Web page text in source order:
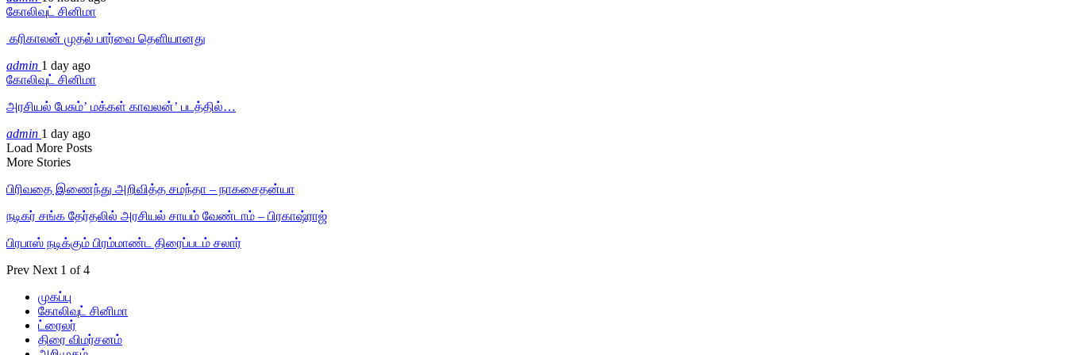
கோலிவுட் சினிமா
‎ கரிகாலன் முதல் பார்வை தெளியானது
admin 1 day ago
கோலிவுட் சினிமா
அரசியல் பேசும்’ மக்கள் காவலன்’ படத்தில்…
admin 1 day ago
Load More Posts
More Stories
பிரிவதை இணைந்து அறிவித்த சமந்தா – நாகசைதன்யா
நடிகர் சங்க தேர்தலில் அரசியல் சாயம் வேண்டாம் – பிரகாஷ்ராஜ்
பிரபாஸ் நடிக்கும் பிரம்மாண்ட திரைப்படம் சலார்
Prev Next 1 of 4
முகப்பு
கோலிவுட் சினிமா
ட்ரைலர்
திரை விமர்சனம்